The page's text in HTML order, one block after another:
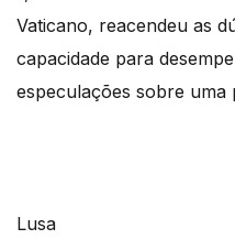
Vaticano, reacendeu as
capacidade para
especulações sobre uma
Lusa